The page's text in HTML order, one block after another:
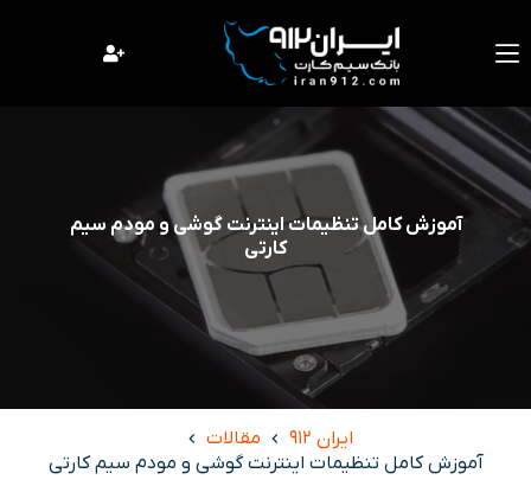
محتوا
آموزش کامل تنظیمات اینترنت گوشی و مودم سیم
کارتی
ایران 912
مقالات
آموزش کامل تنظیمات اینترنت گوشی و مودم سیم کارتی